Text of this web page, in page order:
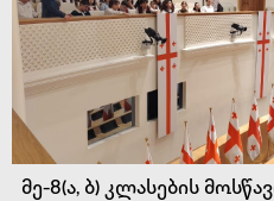
მე-8(ა, ბ) კლასების